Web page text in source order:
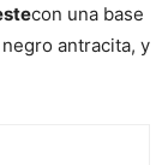
con una base
antracita, y